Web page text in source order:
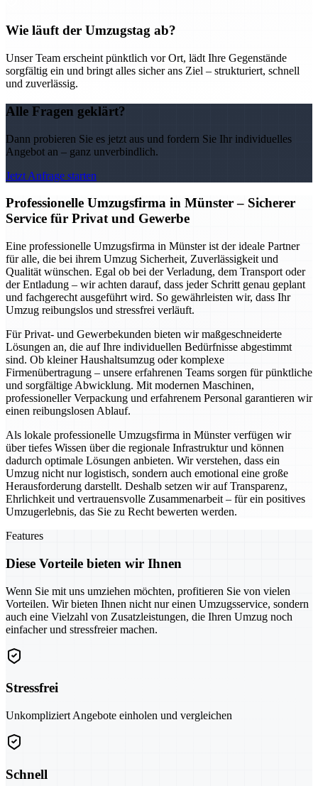
Wie läuft der Umzugstag ab?
Unser Team erscheint pünktlich vor Ort, lädt Ihre Gegenstände
sorgfältig ein und bringt alles sicher ans Ziel – strukturiert, schnell
und zuverlässig.
Alle Fragen geklärt?
Dann probieren Sie es jetzt aus und fordern Sie Ihr individuelles
Angebot an – ganz unverbindlich.
Jetzt Anfrage starten
Professionelle Umzugsfirma in Münster – Sicherer
Service für Privat und Gewerbe
Eine professionelle Umzugsfirma in Münster ist der ideale Partner
für alle, die bei ihrem Umzug Sicherheit, Zuverlässigkeit und
Qualität wünschen. Egal ob bei der Verladung, dem Transport oder
der Entladung – wir achten darauf, dass jeder Schritt genau geplant
und fachgerecht ausgeführt wird. So gewährleisten wir, dass Ihr
Umzug reibungslos und stressfrei verläuft.
Für Privat- und Gewerbekunden bieten wir maßgeschneiderte
Lösungen an, die auf Ihre individuellen Bedürfnisse abgestimmt
sind. Ob kleiner Haushaltsumzug oder komplexe
Firmenübertragung – unsere erfahrenen Teams sorgen für pünktliche
und sorgfältige Abwicklung. Mit modernen Maschinen,
professioneller Verpackung und erfahrenem Personal garantieren wir
einen reibungslosen Ablauf.
Als lokale professionelle Umzugsfirma in Münster verfügen wir
über tiefes Wissen über die regionale Infrastruktur und können
dadurch optimale Lösungen anbieten. Wir verstehen, dass ein
Umzug nicht nur logistisch, sondern auch emotional eine große
Herausforderung darstellt. Deshalb setzen wir auf Transparenz,
Ehrlichkeit und vertrauensvolle Zusammenarbeit – für ein positives
Umzugerlebnis, das Sie zu Recht bewerten werden.
Features
Diese Vorteile bieten wir Ihnen
Wenn Sie mit uns umziehen möchten, profitieren Sie von vielen
Vorteilen. Wir bieten Ihnen nicht nur einen Umzugsservice, sondern
auch eine Vielzahl von Zusatzleistungen, die Ihren Umzug noch
einfacher und stressfreier machen.
Stressfrei
Unkompliziert Angebote einholen und vergleichen
Schnell